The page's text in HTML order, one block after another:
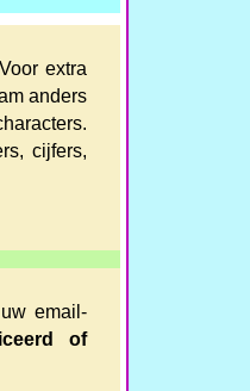
extra
anders
cijfers,
email-
of